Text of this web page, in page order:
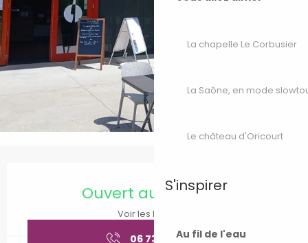
La chapelle Le Corbusier
La Saône, en mode
Le château d'Oricourt
S'inspirer
Au fil de l'eau
Ouvert aujourd'hui
Voir les horaires
06 73 08 12 ▒▒